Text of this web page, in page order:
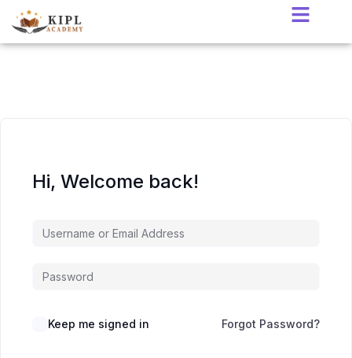
Hi, Welcome back!
Keep me signed in Forgot Password?